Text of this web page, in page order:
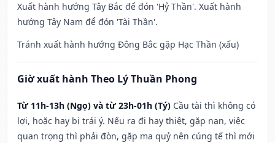
Xuất hành hướng Tây Bắc để đón 'Hỷ Thần'. Xuất hành
hướng Tây Nam để đón 'Tài Thần'.
Tránh xuất hành hướng Đông Bắc gặp Hạc Thần (xấu)
Giờ xuất hành Theo Lý Thuần Phong
Từ 11h-13h (Ngọ) và từ 23h-01h (Tý) Cầu tài thì không có
lợi, hoặc hay bị trái ý. Nếu ra đi hay thiệt, gặp nạn, việc
quan trọng thì phải đòn, gặp ma quỷ nên cúng tế thì mới